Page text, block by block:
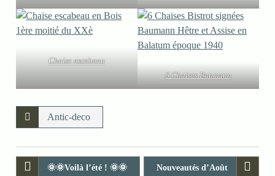
Chaise escabeau
6 Chaises Baumann
Antic-deco
🌞🌞Voilà l’été ! 🌞🌞 Nouveautés d’Août